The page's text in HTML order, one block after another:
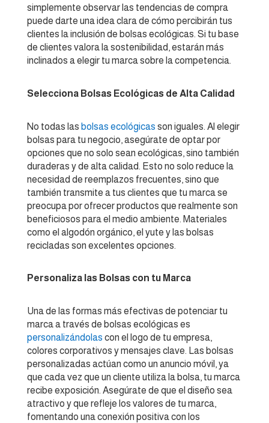
simplemente observar las tendencias de compra
puede darte una idea clara de cómo percibirán tus
clientes la inclusión de bolsas ecológicas. Si tu base
de clientes valora la sostenibilidad, estarán más
inclinados a elegir tu marca sobre la competencia.
Selecciona Bolsas Ecológicas de Alta Calidad
No todas las bolsas ecológicas son iguales. Al elegir
bolsas para tu negocio, asegúrate de optar por
opciones que no solo sean ecológicas, sino también
duraderas y de alta calidad. Esto no solo reduce la
necesidad de reemplazos frecuentes, sino que
también transmite a tus clientes que tu marca se
preocupa por ofrecer productos que realmente son
beneficiosos para el medio ambiente. Materiales
como el algodón orgánico, el yute y las bolsas
recicladas son excelentes opciones.
Personaliza las Bolsas con tu Marca
Una de las formas más efectivas de potenciar tu
marca a través de bolsas ecológicas es
personalizándolas con el logo de tu empresa,
colores corporativos y mensajes clave. Las bolsas
personalizadas actúan como un anuncio móvil, ya
que cada vez que un cliente utiliza la bolsa, tu marca
recibe exposición. Asegúrate de que el diseño sea
atractivo y que refleje los valores de tu marca,
fomentando una conexión positiva con los